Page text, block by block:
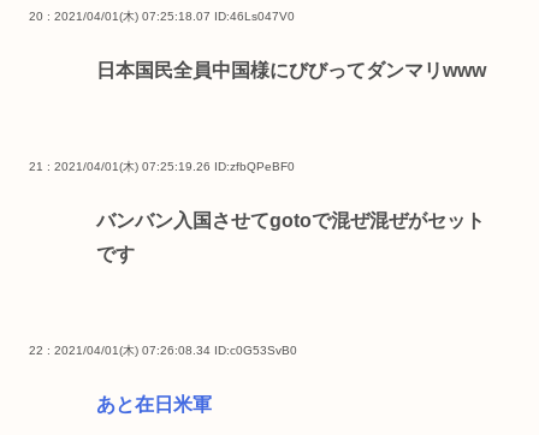
20 : 2021/04/01(木) 07:25:18.07 ID:46Ls047V0
日本国民全員中国様にびびってダンマリwww
21 : 2021/04/01(木) 07:25:19.26 ID:zfbQPeBF0
バンバン入国させてgotoで混ぜ混ぜがセット
です
22 : 2021/04/01(木) 07:26:08.34 ID:c0G53SvB0
あと在日米軍